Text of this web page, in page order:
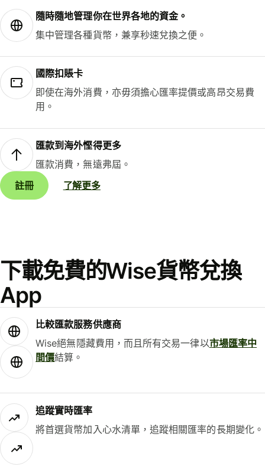
隨時隨地管理你在世界各地的資金。
集中管理各種貨幣，兼享秒速兌換之便。
國際扣賬卡
即使在海外消費，亦毋須擔心匯率提價或高昂交易費
用。
匯款到海外慳得更多
匯款消費，無遠弗屆。
註冊
了解更多
下載免費的Wise貨幣兌換
App
比較匯款服務供應商
Wise絕無隱藏費用，而且所有交易一律以市場匯率中
間價結算。
追蹤實時匯率
將首選貨幣加入心水清單，追蹤相關匯率的長期變化。